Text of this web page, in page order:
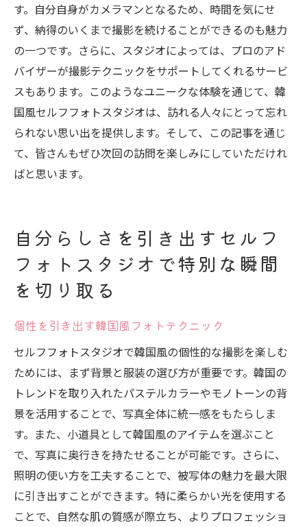
す。自分自身がカメラマンとなるため、時間を気にせ
ず、納得のいくまで撮影を続けることができるのも魅力
の一つです。さらに、スタジオによっては、プロのアド
バイザーが撮影テクニックをサポートしてくれるサービ
スもあります。このようなユニークな体験を通じて、韓
国風セルフフォトスタジオは、訪れる人々にとって忘れ
られない思い出を提供します。そして、この記事を通じ
て、皆さんもぜひ次回の訪問を楽しみにしていただけれ
ばと思います。
自分らしさを引き出すセルフ
フォトスタジオで特別な瞬間
を切り取る
個性を引き出す韓国風フォトテクニック
セルフフォトスタジオで韓国風の個性的な撮影を楽しむ
ためには、まず背景と服装の選び方が重要です。韓国の
トレンドを取り入れたパステルカラーやモノトーンの背
景を活用することで、写真全体に統一感をもたらしま
す。また、小道具として韓国風のアイテムを選ぶこと
で、写真に奥行きを持たせることが可能です。さらに、
照明の使い方を工夫することで、被写体の魅力を最大限
に引き出すことができます。特に柔らかい光を使用する
ことで、自然な肌の質感が際立ち、よりプロフェッショ